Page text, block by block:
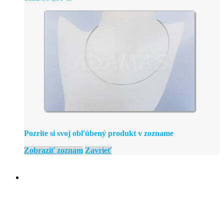
Pozrite si svoj obľúbený produkt v zozname
Zobraziť zoznam Zavrieť